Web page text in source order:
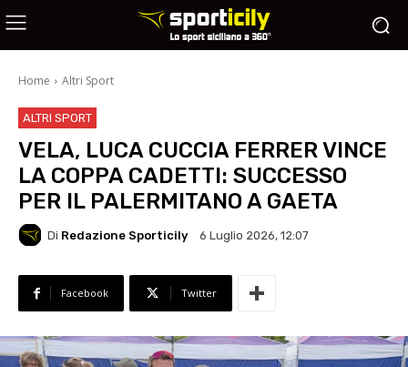
Home Altri Sport
ALTRI SPORT
VELA, LUCA CUCCIA FERRER VINCE
LA COPPA CADETTI: SUCCESSO
PER IL PALERMITANO A GAETA
Di Redazione Sporticily 6 Luglio 2026, 12:07
Facebook Twitter